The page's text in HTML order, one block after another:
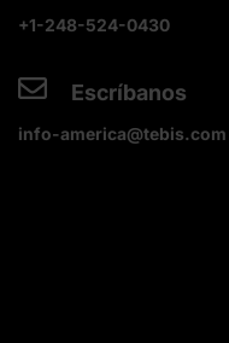
+1-248-524-0430
Escríbanos
info-america@tebis.com